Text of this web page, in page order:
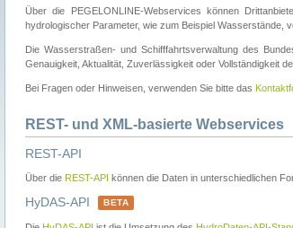
Über die PEGELONLINE-Webservices können
hydrologischer Parameter, wie zum Beispiel Wasserstände,
Die Wasserstraßen- und Schifffahrtsverwaltung des
Genauigkeit, Aktualität, Zuverlässigkeit oder Vollständigkeit
Bei Fragen oder Hinweisen, verwenden Sie bitte das
REST- und XML-basierte Webservices
REST-API
Über die REST-API können die Daten in unterschiedlichen
HyDAS-API BETA